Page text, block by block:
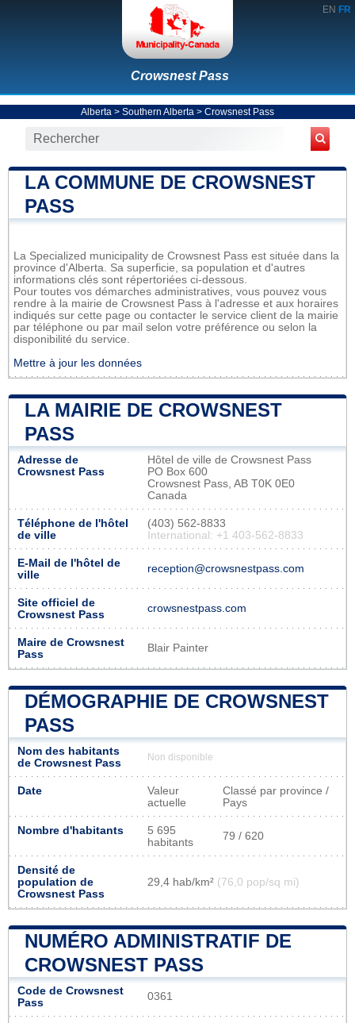
EN FR
Crowsnest Pass
Alberta > Southern Alberta > Crowsnest Pass
LA COMMUNE DE CROWSNEST
PASS
La Specialized municipality de Crowsnest Pass est située dans la
province d'Alberta. Sa superficie, sa population et d'autres
informations clés sont répertoriées ci-dessous.
Pour toutes vos démarches administratives, vous pouvez vous
rendre à la mairie de Crowsnest Pass à l'adresse et aux horaires
indiqués sur cette page ou contacter le service client de la mairie
par téléphone ou par mail selon votre préférence ou selon la
disponibilité du service.
Mettre à jour les données
LA MAIRIE DE CROWSNEST
PASS
Adresse de
Crowsnest Pass
Hôtel de ville de Crowsnest Pass
PO Box 600
Crowsnest Pass, AB T0K 0E0
Canada
Téléphone de l'hôtel
de ville
(403) 562-8833
International: +1 403-562-8833
E-Mail de l'hôtel de
ville
reception@crowsnestpass.com
Site officiel de
Crowsnest Pass
crowsnestpass.com
Maire de Crowsnest
Pass
Blair Painter
DÉMOGRAPHIE DE CROWSNEST
PASS
Nom des habitants
de Crowsnest Pass
Non disponible
Date
Valeur
actuelle
Classé par province /
Pays
Nombre d'habitants
5 695
habitants
79 / 620
Densité de
population de
Crowsnest Pass
29,4 hab/km² (76,0 pop/sq mi)
NUMÉRO ADMINISTRATIF DE
CROWSNEST PASS
Code de Crowsnest
Pass
0361